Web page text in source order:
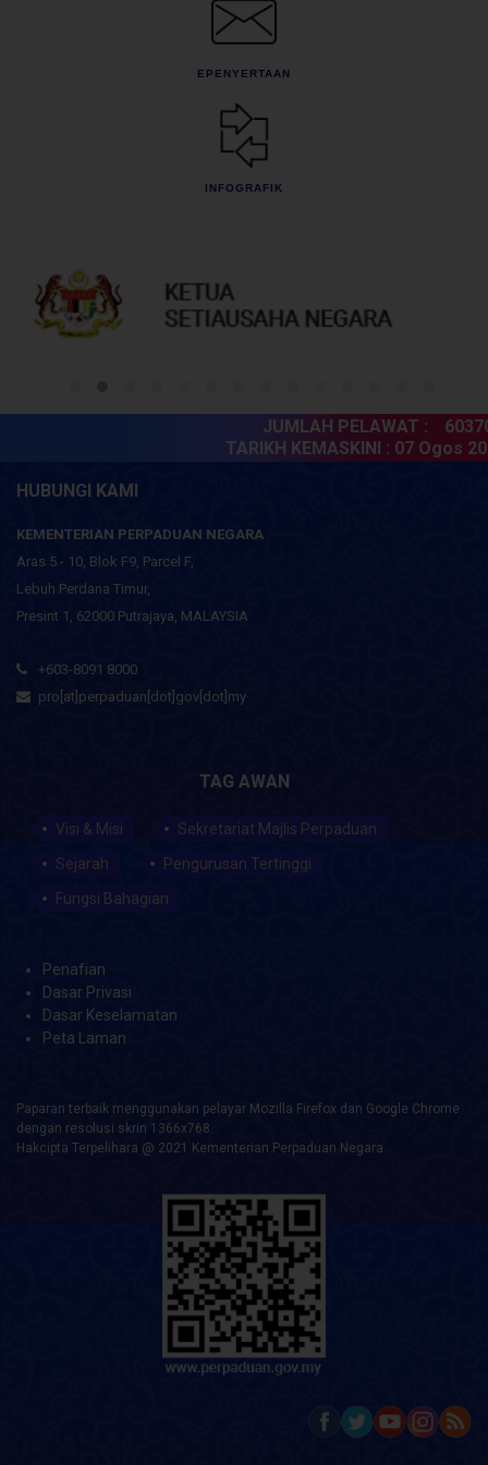
EPENYERTAAN
INFOGRAFIK
JUMLAH PELAWAT :
TARIKH KEMASKINI :07 Ogos
HUBUNGI KAMI
KEMENTERIAN PERPADUAN NEGARA
Aras 5 - 10, Blok F9, Parcel F,
Lebuh Perdana Timur,
Presint 1, 62000 Putrajaya, MALAYSIA
+603-8091 8000
pro[at]perpaduan[dot]gov[dot]my
TAG AWAN
Visi & Misi
Sekretariat Majlis Perpaduan
Sejarah
Pengurusan Tertinggi
Fungsi Bahagian
Penafian
Dasar Privasi
Dasar Keselamatan
Peta Laman
Paparan terbaik menggunakan pelayar Mozilla Firefox dan Google Chrome
dengan resolusi skrin 1366x768.
Hakcipta Terpelihara @ 2021 Kementerian Perpaduan Negara